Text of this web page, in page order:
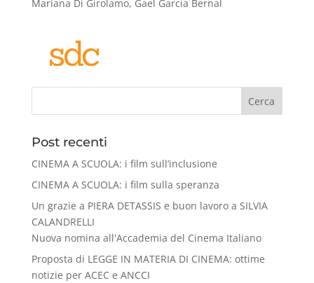
Mariana Di Girolamo, Gael García Bernal
Cerca
Post recenti
CINEMA A SCUOLA: i film sull’inclusione
CINEMA A SCUOLA: i film sulla speranza
Un grazie a PIERA DETASSIS e buon lavoro a SILVIA
CALANDRELLI
Nuova nomina all'Accademia del Cinema Italiano
Proposta di LEGGE IN MATERIA DI CINEMA: ottime
notizie per ACEC e ANCCI